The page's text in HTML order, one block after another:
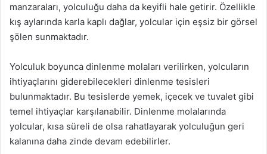
manzaraları, yolculuğu daha da keyifli hale getirir. Özellikle
kış aylarında karla kaplı dağlar, yolcular için eşsiz bir görsel
şölen sunmaktadır.
Yolculuk boyunca dinlenme molaları verilirken, yolcuların
ihtiyaçlarını giderebilecekleri dinlenme tesisleri
bulunmaktadır. Bu tesislerde yemek, içecek ve tuvalet gibi
temel ihtiyaçlar karşılanabilir. Dinlenme molalarında
yolcular, kısa süreli de olsa rahatlayarak yolculuğun geri
kalanına daha zinde devam edebilirler.